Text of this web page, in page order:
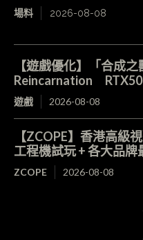
場料 2026-08-08
【遊戲優化】「合成
Reincarnation
遊戲 2026-08-08
【ZCOPE】香港高級
工程機試玩 + 各大品牌
ZCOPE 2026-08-08